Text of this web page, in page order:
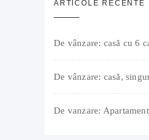
ARTICOLE RECENTE